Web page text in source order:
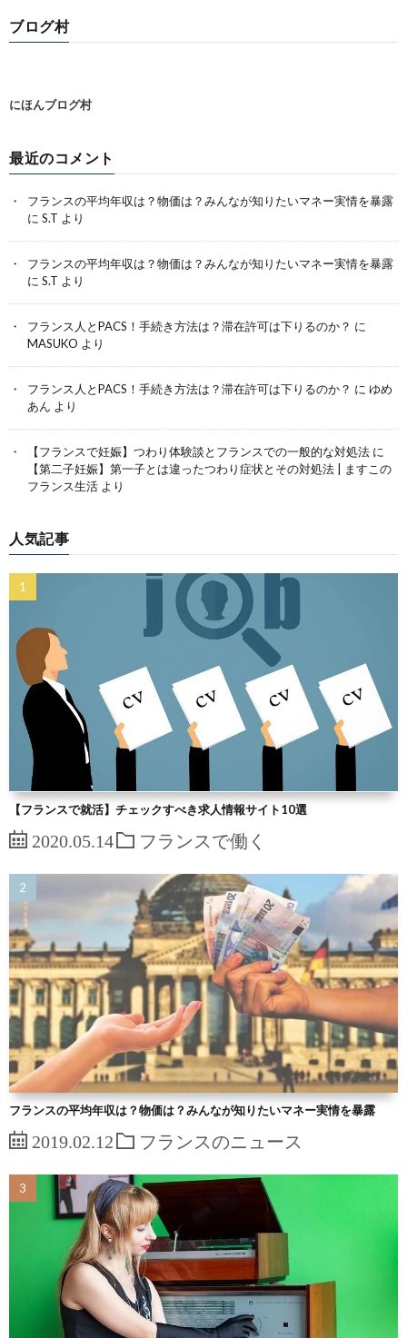
ブログ村
にほんブログ村
最近のコメント
フランスの平均年収は？物価は？みんなが知りたいマネー実情を暴露
に S.T より
フランスの平均年収は？物価は？みんなが知りたいマネー実情を暴露
に S.T より
フランス人とPACS！手続き方法は？滞在許可は下りるのか？ に
MASUKO より
フランス人とPACS！手続き方法は？滞在許可は下りるのか？ に ゆめ
あん より
【フランスで妊娠】つわり体験談とフランスでの一般的な対処法 に
【第二子妊娠】第一子とは違ったつわり症状とその対処法 | ますこの
フランス生活 より
人気記事
【フランスで就活】チェックすべき求人情報サイト10選
2020.05.14 フランスで働く
フランスの平均年収は？物価は？みんなが知りたいマネー実情を暴露
2019.02.12 フランスのニュース